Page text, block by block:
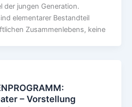
der jungen Generation.
elementarer Bestandteil
Zusammenlebens, keine
– Vorstellung